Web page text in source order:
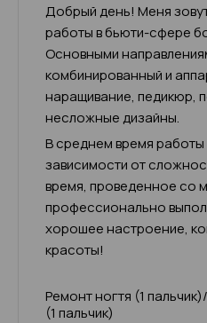
Добрый день! Меня
работы в бьюти-сфере
Основными
комбинированный и
наращивание, педикюр,
несложные дизайны.
В среднем время работы
зависимости от
время, проведенное со
профессионально
хорошее настроение,
красоты!
Ремонт ногтя (1
(1 пальчик)